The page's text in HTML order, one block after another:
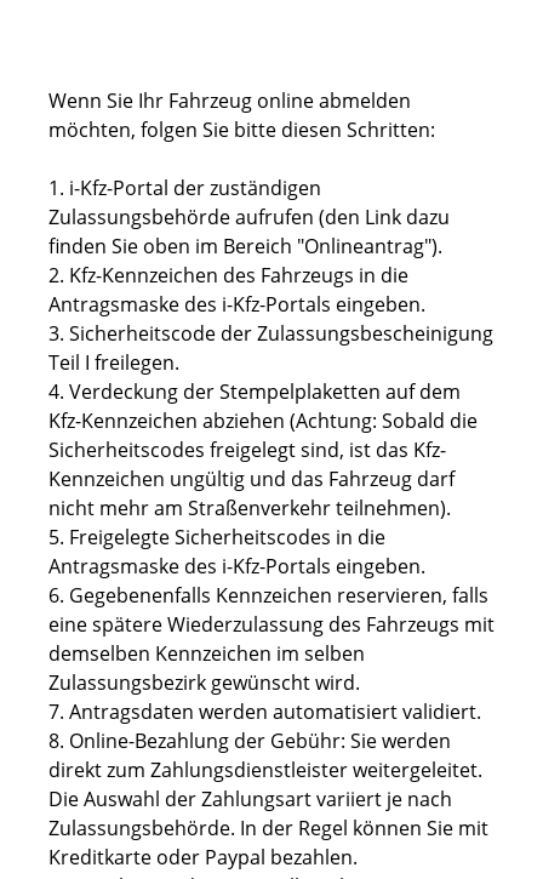
Wenn Sie Ihr Fahrzeug online abmelden
möchten, folgen Sie bitte diesen Schritten:
1. i-Kfz-Portal der zuständigen
Zulassungsbehörde aufrufen (den Link dazu
finden Sie oben im Bereich "Onlineantrag").
2. Kfz-Kennzeichen des Fahrzeugs in die
Antragsmaske des i-Kfz-Portals eingeben.
3. Sicherheitscode der Zulassungsbescheinigung
Teil I freilegen.
4. Verdeckung der Stempelplaketten auf dem
Kfz-Kennzeichen abziehen (Achtung: Sobald die
Sicherheitscodes freigelegt sind, ist das Kfz-
Kennzeichen ungültig und das Fahrzeug darf
nicht mehr am Straßenverkehr teilnehmen).
5. Freigelegte Sicherheitscodes in die
Antragsmaske des i-Kfz-Portals eingeben.
6. Gegebenenfalls Kennzeichen reservieren, falls
eine spätere Wiederzulassung des Fahrzeugs mit
demselben Kennzeichen im selben
Zulassungsbezirk gewünscht wird.
7. Antragsdaten werden automatisiert validiert.
8. Online-Bezahlung der Gebühr: Sie werden
direkt zum Zahlungsdienstleister weitergeleitet.
Die Auswahl der Zahlungsart variiert je nach
Zulassungsbehörde. In der Regel können Sie mit
Kreditkarte oder Paypal bezahlen.